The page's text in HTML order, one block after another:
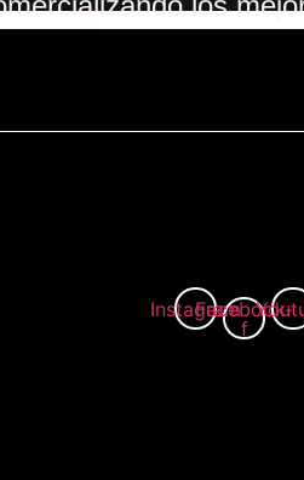
InstagramFacebook-
f